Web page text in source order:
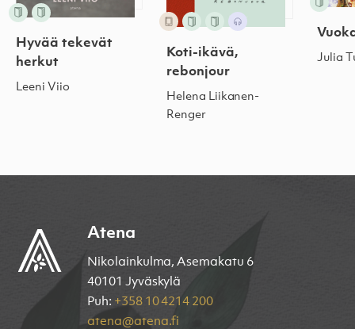
Hyvää tekevät
herkut
Leeni Viio
Koti-ikävä,
rebonjour
Helena Liikanen-
Renger
Julia
Atena
Nikolainkulma, Asemakatu 6
40101 Jyväskylä
Puh: +358 10 4214 200
atena@atena.fi